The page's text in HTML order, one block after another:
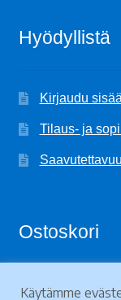
Hyödyllistä
Kirjaudu
Tilaus- ja
Ostoskori
Ostoskori on
Käytämme